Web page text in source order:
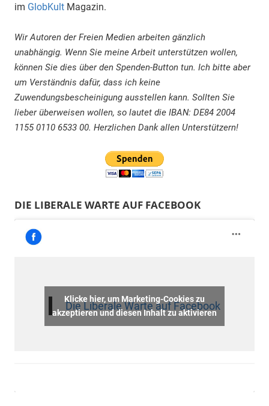
im GlobKult Magazin.
Wir Autoren der Freien Medien arbeiten gänzlich
unabhängig. Wenn Sie meine Arbeit unterstützen wollen,
können Sie dies über den Spenden-Button tun. Ich bitte aber
um Verständnis dafür, dass ich keine
Zuwendungsbescheinigung ausstellen kann. Sollten Sie
lieber überweisen wollen, so lautet die IBAN: DE84 2004
1155 0110 6533 00. Herzlichen Dank allen Unterstützern!
DIE LIBERALE WARTE AUF FACEBOOK
Die Liberale Warte auf Facebook
Klicke hier, um Marketing-Cookies zu
akzeptieren und diesen Inhalt zu aktivieren